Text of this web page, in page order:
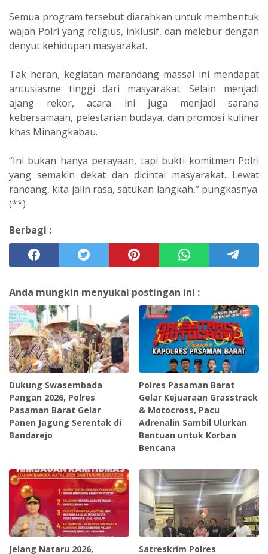
Semua program tersebut diarahkan untuk membentuk
wajah Polri yang religius, inklusif, dan melebur dengan
denyut kehidupan masyarakat.
Tak heran, kegiatan marandang massal ini mendapat
antusiasme tinggi dari masyarakat. Selain menjadi
ajang rekor, acara ini juga menjadi sarana
kebersamaan, pelestarian budaya, dan promosi kuliner
khas Minangkabau.
“Ini bukan hanya perayaan, tapi bukti komitmen Polri
yang semakin dekat dan dicintai masyarakat. Lewat
randang, kita jalin rasa, satukan langkah,” pungkasnya.
(**)
Berbagi :
Anda mungkin menyukai postingan ini :
Dukung Swasembada
Pangan 2026, Polres
Pasaman Barat Gelar
Panen Jagung Serentak di
Bandarejo
‎Polres Pasaman Barat
Gelar Kejuaraan Grasstrack
& Motocross, Pacu
Adrenalin Sambil Ulurkan
Bantuan untuk Korban
Bencana ‎
Jelang Nataru 2026,
Satreskrim Polres